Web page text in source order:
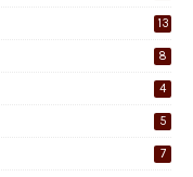
13
8
4
5
7